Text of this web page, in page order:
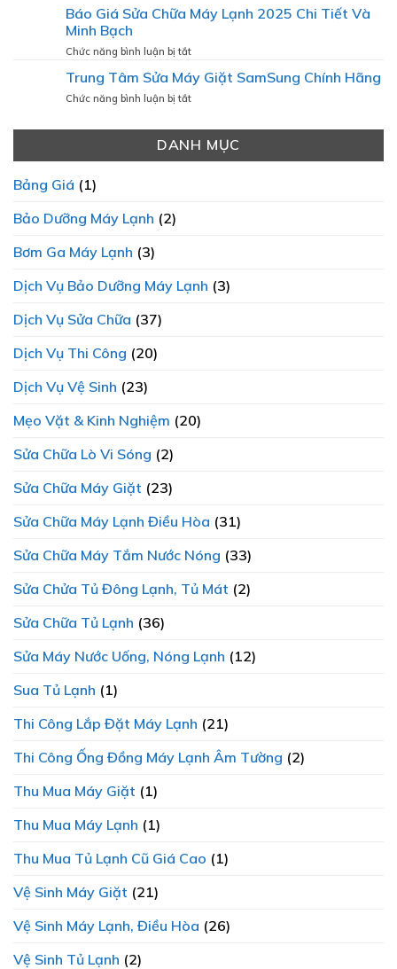
Nhất
VI
SAO
SỰ
MINH
BẠCH
ƯU
TIÊN
HÀNG
GIÁ
CHỮA
GIẶT
THÀNH
PHÁT
Báo Giá Sửa Chữa Máy Lạnh 2025 Chi Tiết Và
Minh Bạch
Chức năng bình luận bị tắtở
Giá
Sửa
Lạnh
Trung Tâm Sửa Máy Giặt SamSung Chính Hãng
Chức năng bình luận bị tắtở
Tâm
Sửa
DANH MỤC
Bảng Giá (1)
Bảo Dưỡng Máy Lạnh (2)
Bơm Ga Máy Lạnh (3)
Dịch Vụ Bảo Dưỡng Máy Lạnh (3)
Dịch Vụ Sửa Chữa (37)
Dịch Vụ Thi Công (20)
Dịch Vụ Vệ Sinh (23)
Mẹo Vặt & Kinh Nghiệm (20)
Sửa Chữa Lò Vi Sóng (2)
Sửa Chữa Máy Giặt (23)
Sửa Chữa Máy Lạnh Điều Hòa (31)
Sửa Chữa Máy Tắm Nước Nóng (33)
Sửa Chửa Tủ Đông Lạnh, Tủ Mát (2)
Sửa Chữa Tủ Lạnh (36)
Sửa Máy Nước Uống, Nóng Lạnh (12)
Sua Tủ Lạnh (1)
Thi Công Lắp Đặt Máy Lạnh (21)
Thi Công Ống Đồng Máy Lạnh Âm Tường (2)
Thu Mua Máy Giặt (1)
Thu Mua Máy Lạnh (1)
Thu Mua Tủ Lạnh Cũ Giá Cao (1)
Vệ Sinh Máy Giặt (21)
Vệ Sinh Máy Lạnh, Điều Hòa (26)
Vệ Sinh Tủ Lạnh (2)